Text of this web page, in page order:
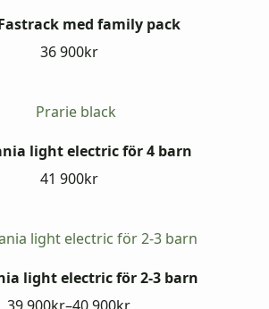
100kr.
900kr.
med family pack
36 900kr
light electric för 4 barn
41 900kr
light electric för 2-3 barn
39 900kr–40 900kr